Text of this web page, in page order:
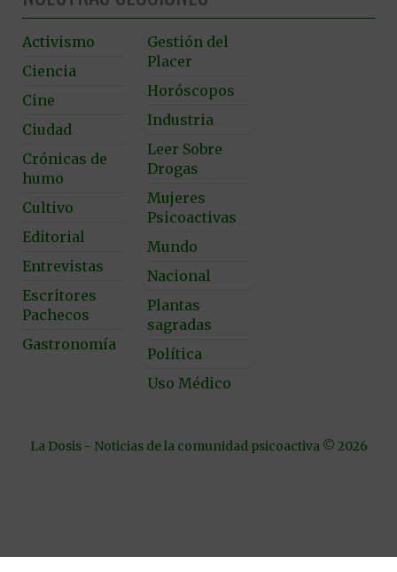
Activismo
Ciencia
Cine
Ciudad
Crónicas de
humo
Cultivo
Editorial
Entrevistas
Escritores
Pachecos
Gastronomía
Gestión del
Placer
Horóscopos
Industria
Leer Sobre
Drogas
Mujeres
Psicoactivas
Mundo
Nacional
Plantas
sagradas
Política
Uso Médico
La Dosis - Noticias de la comunidad psicoactiva © 2026